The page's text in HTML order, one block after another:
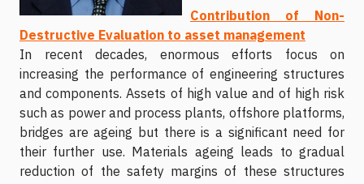
Contribution of Non-
Destructive Evaluation to asset management
In recent decades, enormous efforts focus on
increasing the performance of engineering structures
and components. Assets of high value and of high risk
such as power and process plants, offshore platforms,
bridges are ageing but there is a significant need for
their further use. Materials ageing leads to gradual
reduction of the safety margins of these structures